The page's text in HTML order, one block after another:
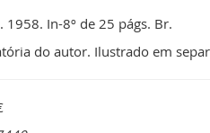
1958. In-8º de 25 págs. Br.
do autor. Ilustrado em